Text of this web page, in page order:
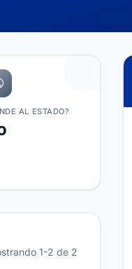
AL ESTADO?
1-2 de 2